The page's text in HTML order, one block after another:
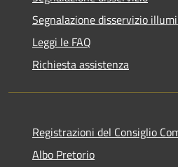
Segnalazione disservizio
Leggi le FAQ
Richiesta assistenza
Registrazioni del Consiglio
Albo Pretorio